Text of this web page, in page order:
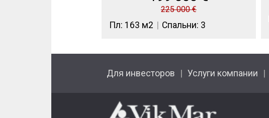
225 000€
Пл: 163 м2 Спальни: 3
Для инвесторов Услуги компании